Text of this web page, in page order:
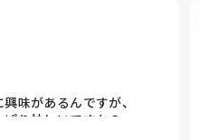
メントして記載しているのか
ようにしています。
味があるんですが、